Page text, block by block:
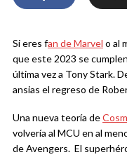
Si eres fan de Marvel o al
que este 2023 se
última vez a Tony Stark.
ansias el regreso de
Una nueva teoría de
volvería al MCU en al
de Avengers. El